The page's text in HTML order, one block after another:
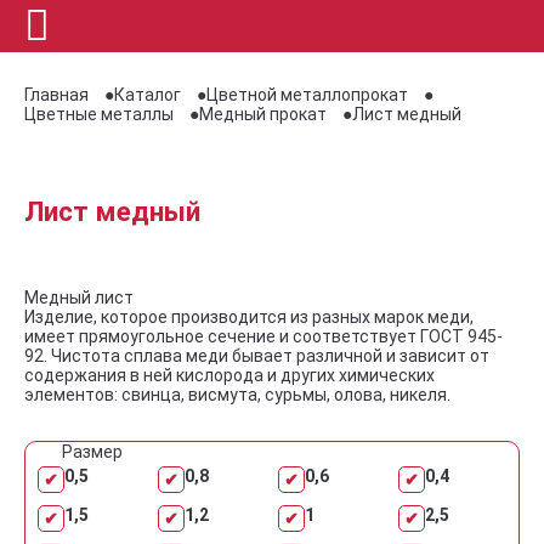
Главная Каталог
Цветной металлопрокат
Цветные металлы
Медный прокат Лист медный
Лист медный
Медный лист
Изделие, которое производится из разных марок меди,
имеет прямоугольное сечение и соответствует ГОСТ 945-
92. Чистота сплава меди бывает различной и зависит от
содержания в ней кислорода и других химических
элементов: свинца, висмута, сурьмы, олова, никеля.
Размер
0,5
0,8 0,6
0,4
1,5
1,2 1
2,5